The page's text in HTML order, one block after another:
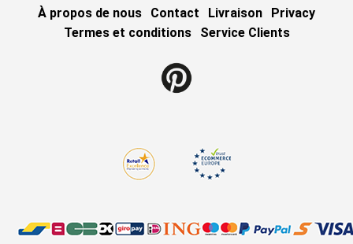
À propos de nous
Contact Livraison
Privacy
Termes et conditions
Service Clients